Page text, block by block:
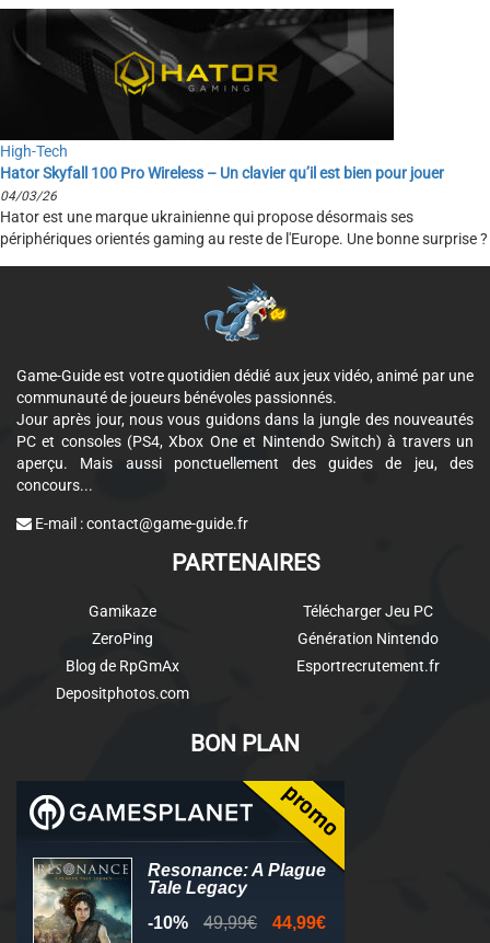
High-Tech
Hator Skyfall 100 Pro Wireless – Un clavier qu’il est bien pour jouer
04/03/26
Hator est une marque ukrainienne qui propose désormais ses
périphériques orientés gaming au reste de l'Europe. Une bonne surprise ?
Game-Guide est votre quotidien dédié aux jeux vidéo, animé par une
communauté de joueurs bénévoles passionnés.
Jour après jour, nous vous guidons dans la jungle des nouveautés
PC et consoles (PS4, Xbox One et Nintendo Switch) à travers un
aperçu. Mais aussi ponctuellement des guides de jeu, des
concours...
E-mail :contact@game-guide.fr
PARTENAIRES
Gamikaze
ZeroPing
Blog de RpGmAx
Depositphotos.com
Télécharger Jeu PC
Génération Nintendo
Esportrecrutement.fr
BON PLAN